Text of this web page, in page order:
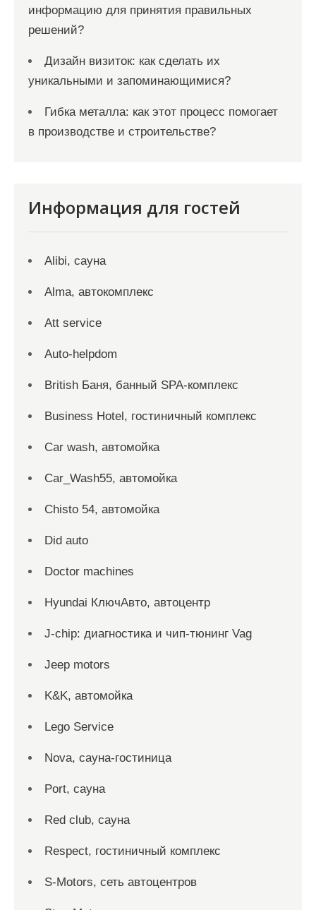
информацию для принятия правильных
решений?
Дизайн визиток: как сделать их
уникальными и запоминающимися?
Гибка металла: как этот процесс помогает
в производстве и строительстве?
Информация для гостей
Alibi, сауна
Alma, автокомплекс
Att service
Auto-helpdom
British Баня, банный SPA-комплекс
Business Hotel, гостиничный комплекс
Car wash, автомойка
Car_Wash55, автомойка
Chisto 54, автомойка
Did auto
Doctor machines
Hyundai КлючАвто, автоцентр
J-chip: диагностика и чип-тюнинг Vag
Jeep motors
K&K, автомойка
Lego Service
Nova, сауна-гостиница
Port, сауна
Red сlub, сауна
Respect, гостиничный комплекс
S-Motors, сеть автоцентров